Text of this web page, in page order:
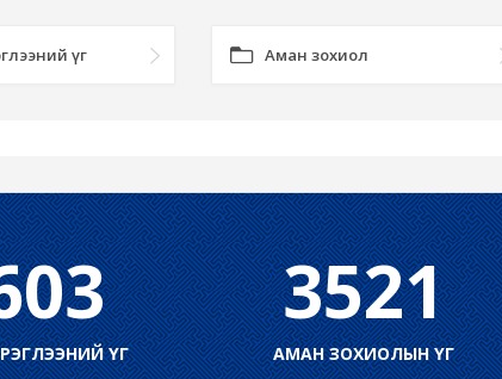
үг Аман зохиол
ҮГ
3521
АМАН ЗОХИОЛЫН ҮГ